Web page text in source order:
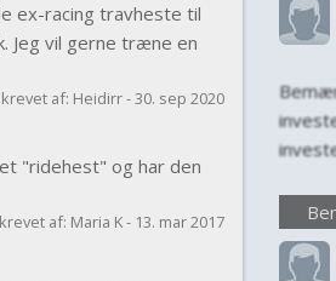
ex-racing travheste til
Jeg vil gerne træne en
af: Heidirr - 30. sep 2020
"ridehest" og har den
af: Maria K - 13. mar 2017